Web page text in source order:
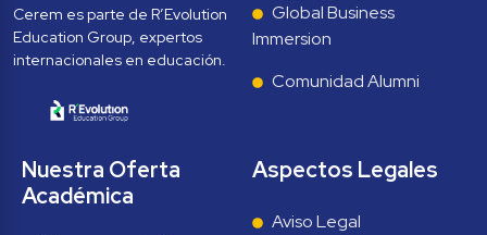
Cerem es parte de R’Evolution
Education Group, expertos
Global Business
Immersion
Comunidad Alumni
Nuestra Oferta
Académica
Aspectos Legales
Aviso Legal